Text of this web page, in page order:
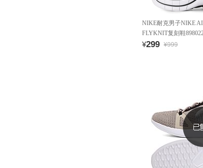
NIKE耐克男子NIKE
FLYKNIT复刻鞋
¥299 ¥999